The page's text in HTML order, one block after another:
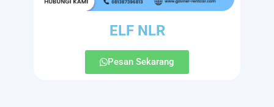
ELF NLR
Pesan Sekarang